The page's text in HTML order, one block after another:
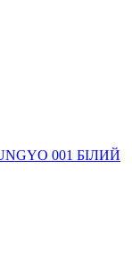
001 БІЛИЙ